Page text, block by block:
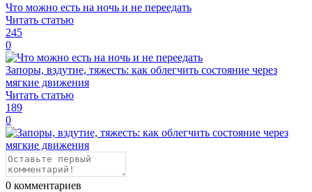
Что можно есть на ночь и не переедать
Читать статью
245
0
Запоры, вздутие, тяжесть: как облегчить состояние через
мягкие движения
Читать статью
189
0
0 комментариев